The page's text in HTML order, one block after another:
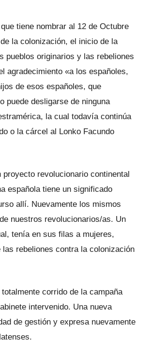
tiene nombrar al 12 de Octubre
la colonización, el inicio de la
pueblos originarios y las rebeliones
agradecimiento «a los españoles,
de esos españoles, que
puede desligarse de ninguna
la cual todavía continúa
o la cárcel al Lonko Facundo
revolucionario continental
española tiene un significado
allí. Nuevamente los mismos
nuestros revolucionarios/as. Un
tenía en sus filas a mujeres,
rebeliones contra la colonización
corrido de la campaña
intervenido. Una nueva
de gestión y expresa nuevamente